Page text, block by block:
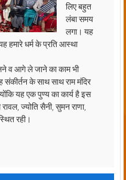
लिए बहुत
लंबा समय
लगा। यह
हमारे धर्म के प्रति आस्था
व आगे ले जाने का काम भी
संकीर्तन के साथ साथ राम मंदिर
यह एक पुण्य का कार्य है इस
ज्योति सैनी, सुमन राणा,
रही।